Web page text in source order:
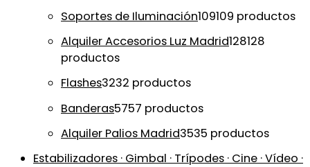
Soportes de Iluminación109109 productos
Alquiler Accesorios Luz Madrid128128
productos
Flashes3232 productos
Banderas5757 productos
Alquiler Palios Madrid3535 productos
Estabilizadores · Gimbal · Trípodes · Cine · Vídeo ·